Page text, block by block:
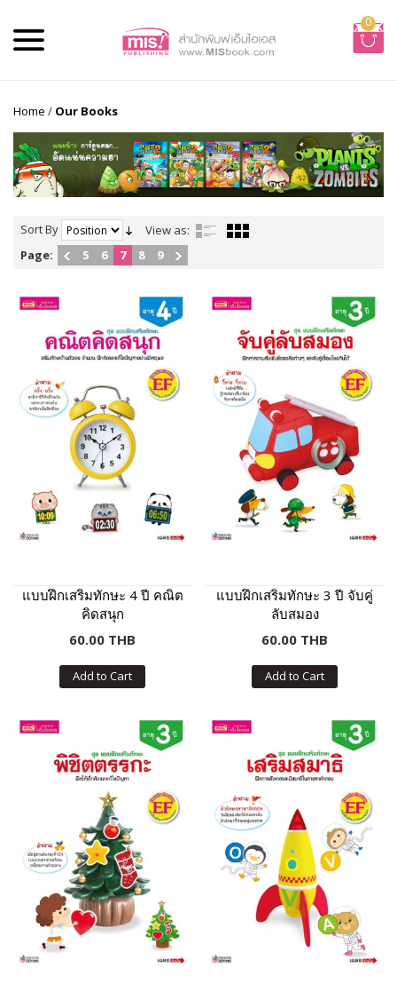
0
Home / Our Books
Sort By
View as:
Page:
5 6 7 8 9
แบบฝึกเสริมทักษะ 4 ปี คณิต
คิดสนุก
60.00 THB
Add to Cart
แบบฝึกเสริมทักษะ 3 ปี จับคู่
ลับสมอง
60.00 THB
Add to Cart